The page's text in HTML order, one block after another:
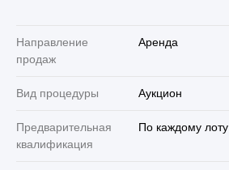
Направление
продаж
Аренда
Вид процедуры Аукцион
Предварительная
квалификация
По каждому лоту